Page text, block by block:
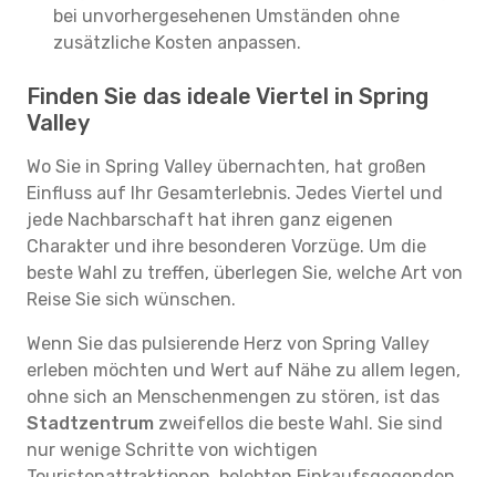
bei unvorhergesehenen Umständen ohne
zusätzliche Kosten anpassen.
Finden Sie das ideale Viertel in Spring
Valley
Wo Sie in Spring Valley übernachten, hat großen
Einfluss auf Ihr Gesamterlebnis. Jedes Viertel und
jede Nachbarschaft hat ihren ganz eigenen
Charakter und ihre besonderen Vorzüge. Um die
beste Wahl zu treffen, überlegen Sie, welche Art von
Reise Sie sich wünschen.
Wenn Sie das pulsierende Herz von Spring Valley
erleben möchten und Wert auf Nähe zu allem legen,
ohne sich an Menschenmengen zu stören, ist das
Stadtzentrum zweifellos die beste Wahl. Sie sind
nur wenige Schritte von wichtigen